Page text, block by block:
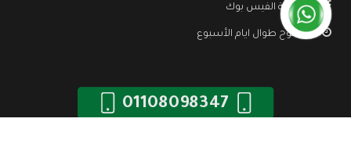
صفحة الفيس بوك
مفتوح طوال ايام الأسبوع
01108098347